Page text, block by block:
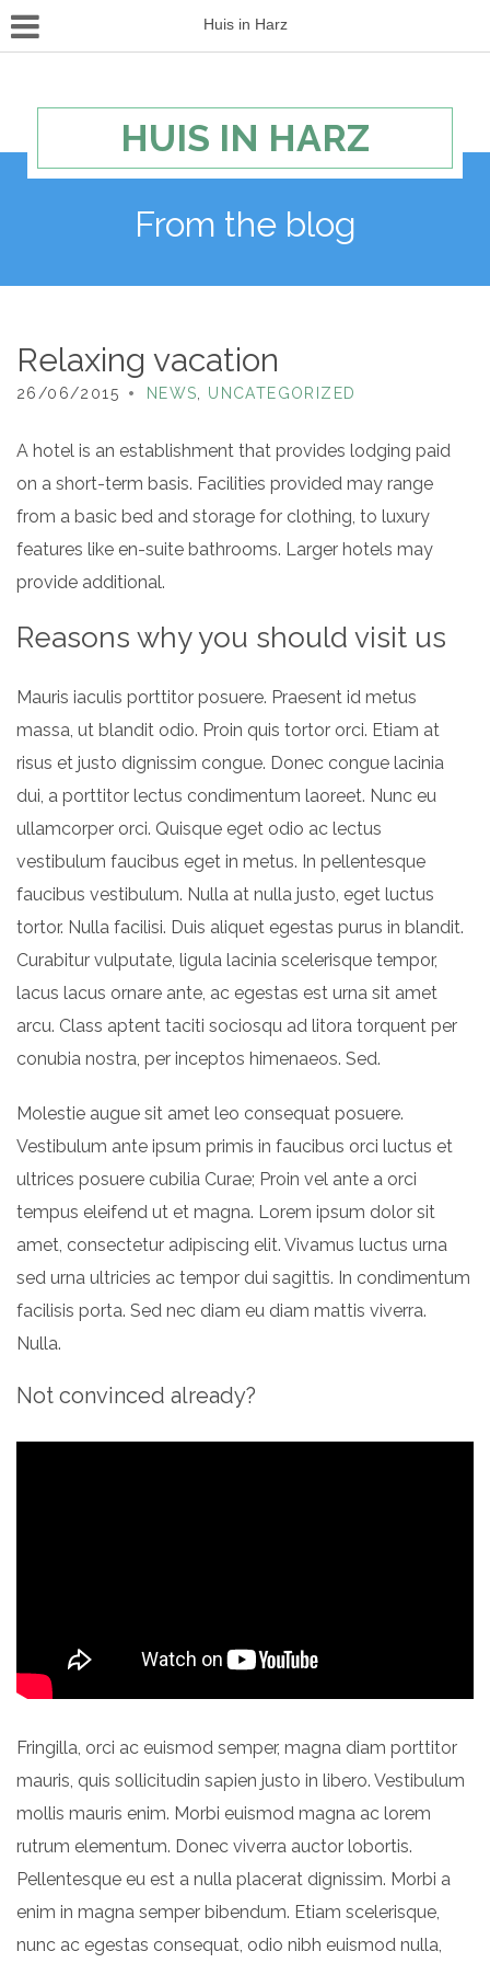
Huis in Harz
HUIS IN HARZ
From the blog
Relaxing vacation
26/06/2015 NEWS UNCATEGORIZED
A hotel is an establishment that provides lodging paid
on a short-term basis. Facilities provided may range
from a basic bed and storage for clothing, to luxury
features like en-suite bathrooms. Larger hotels may
provide additional.
Reasons why you should visit us
Mauris iaculis porttitor posuere. Praesent id metus
massa, ut blandit odio. Proin quis tortor orci. Etiam at
risus et justo dignissim congue. Donec congue lacinia
dui, a porttitor lectus condimentum laoreet. Nunc eu
ullamcorper orci. Quisque eget odio ac lectus
vestibulum faucibus eget in metus. In pellentesque
faucibus vestibulum. Nulla at nulla justo, eget luctus
tortor. Nulla facilisi. Duis aliquet egestas purus in blandit.
Curabitur vulputate, ligula lacinia scelerisque tempor,
lacus lacus ornare ante, ac egestas est urna sit amet
arcu. Class aptent taciti sociosqu ad litora torquent per
conubia nostra, per inceptos himenaeos. Sed.
Molestie augue sit amet leo consequat posuere.
Vestibulum ante ipsum primis in faucibus orci luctus et
ultrices posuere cubilia Curae; Proin vel ante a orci
tempus eleifend ut et magna. Lorem ipsum dolor sit
amet, consectetur adipiscing elit. Vivamus luctus urna
sed urna ultricies ac tempor dui sagittis. In condimentum
facilisis porta. Sed nec diam eu diam mattis viverra.
Nulla.
Not convinced already?
Fringilla, orci ac euismod semper, magna diam porttitor
mauris, quis sollicitudin sapien justo in libero. Vestibulum
mollis mauris enim. Morbi euismod magna ac lorem
rutrum elementum. Donec viverra auctor lobortis.
Pellentesque eu est a nulla placerat dignissim. Morbi a
enim in magna semper bibendum. Etiam scelerisque,
nunc ac egestas consequat, odio nibh euismod nulla,